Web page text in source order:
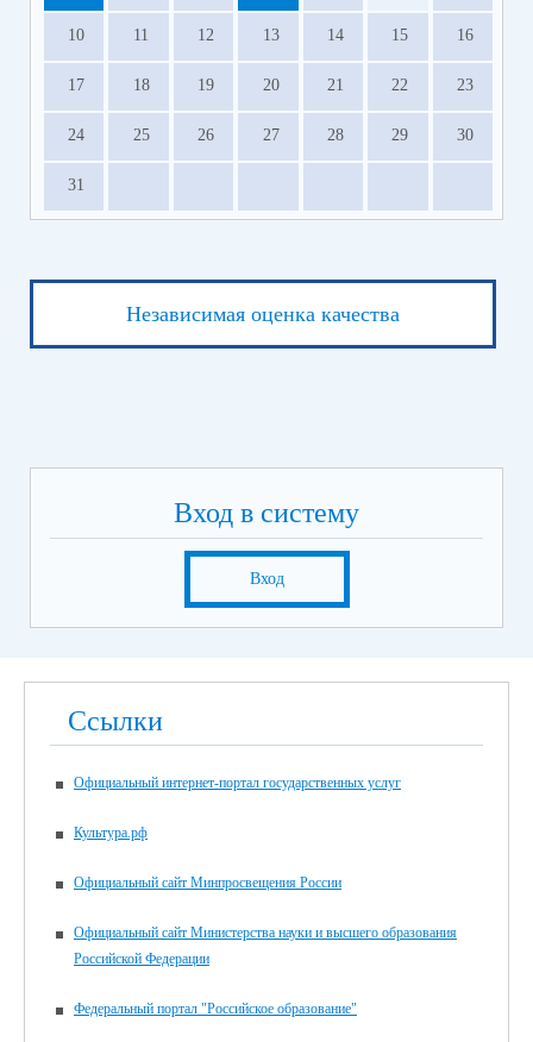
10 11 12 13 14 15 16
17 18 19 20 21 22 23
24 25 26 27 28 29 30
31
Независимая оценка качества
Вход в систему
Вход
Ссылки
Официальный интернет-портал государственных услуг
Культура.рф
Официальный сайт Минпросвещения России
Официальный сайт Министерства науки и высшего образования
Российской Федерации
Федеральный портал "Российское образование"